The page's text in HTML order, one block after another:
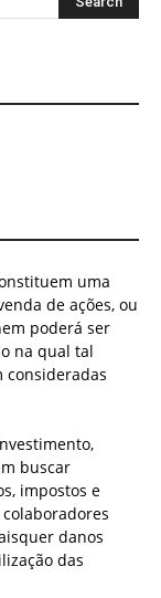
uma
de ações, ou
poderá ser
na qual tal
consideradas
buscar
impostos e
danos
das